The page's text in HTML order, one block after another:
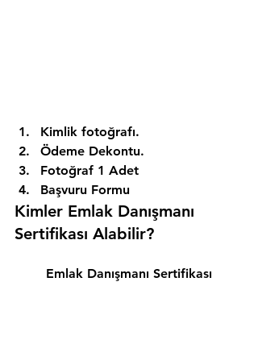
Kimlik fotoğrafı.
Ödeme Dekontu.
Fotoğraf 1 Adet
Başvuru Formu
Kimler Emlak Danışmanı
Sertifikası Alabilir?
Emlak Danışmanı Sertifikası